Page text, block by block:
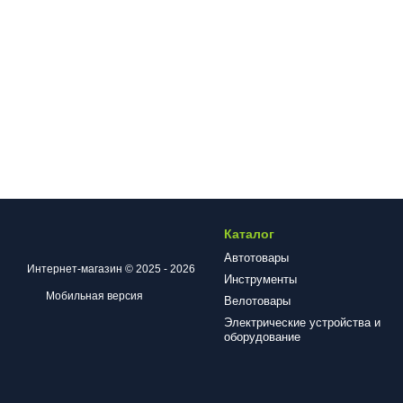
Интернет-магазин © 2025 - 2026
Мобильная версия
Каталог
Автотовары
Инструменты
Велотовары
Электрические устройства и
оборудование